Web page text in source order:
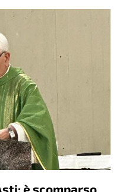
è scomparso